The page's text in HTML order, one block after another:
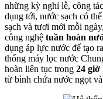
những kỳ nghỉ lễ, công
dụng tới, nước sạch có
sạch và tươi mới mỗi ngày,
công nghệ tuần hoàn
dụng áp lực nước để tạo
thống máy lọc nước
hoàn liên tục trong 24 giờ
từ bình chứa nước ngọt